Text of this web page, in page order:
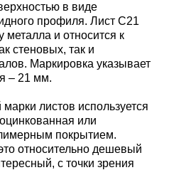
в виде
профиля. Лист С21
и относится к
стеновых, так и
Маркировка указывает
– 21 мм.
листов используется
или
покрытием.
относительно дешевый
с точки зрения